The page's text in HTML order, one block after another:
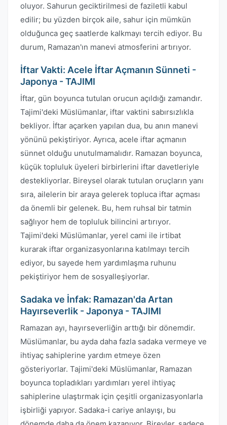
oluyor. Sahurun geciktirilmesi de faziletli kabul
edilir; bu yüzden birçok aile, sahur için mümkün
olduğunca geç saatlerde kalkmayı tercih ediyor. Bu
durum, Ramazan'ın manevi atmosferini artırıyor.
İftar Vakti: Acele İftar Açmanın Sünneti -
Japonya - TAJIMI
İftar, gün boyunca tutulan orucun açıldığı zamandır.
Tajimi'deki Müslümanlar, iftar vaktini sabırsızlıkla
bekliyor. İftar açarken yapılan dua, bu anın manevi
yönünü pekiştiriyor. Ayrıca, acele iftar açmanın
sünnet olduğu unutulmamalıdır. Ramazan boyunca,
küçük topluluk üyeleri birbirlerini iftar davetleriyle
destekliyorlar. Bireysel olarak tutulan oruçların yanı
sıra, ailelerin bir araya gelerek topluca iftar açması
da önemli bir gelenek. Bu, hem ruhsal bir tatmin
sağlıyor hem de topluluk bilincini artırıyor.
Tajimi'deki Müslümanlar, yerel cami ile irtibat
kurarak iftar organizasyonlarına katılmayı tercih
ediyor, bu sayede hem yardımlaşma ruhunu
pekiştiriyor hem de sosyalleşiyorlar.
Sadaka ve İnfak: Ramazan'da Artan
Hayırseverlik - Japonya - TAJIMI
Ramazan ayı, hayırseverliğin arttığı bir dönemdir.
Müslümanlar, bu ayda daha fazla sadaka vermeye ve
ihtiyaç sahiplerine yardım etmeye özen
gösteriyorlar. Tajimi'deki Müslümanlar, Ramazan
boyunca topladıkları yardımları yerel ihtiyaç
sahiplerine ulaştırmak için çeşitli organizasyonlarla
işbirliği yapıyor. Sadaka-i cariye anlayışı, bu